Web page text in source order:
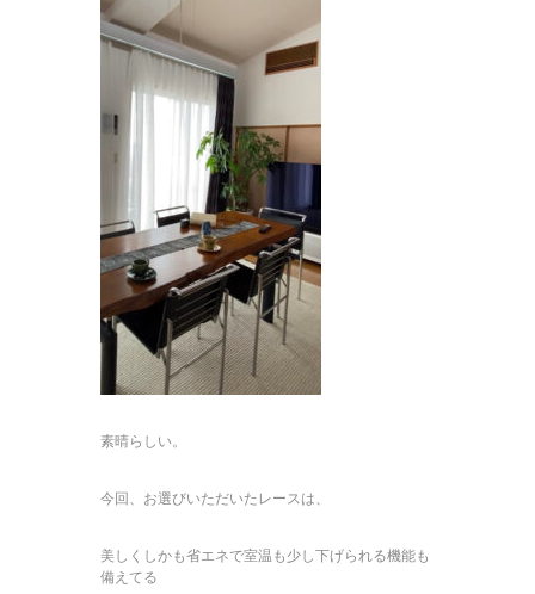
素晴らしい。
今回、お選びいただいたレースは、
美しくしかも省エネで室温も少し下げられる機能も
備えてる